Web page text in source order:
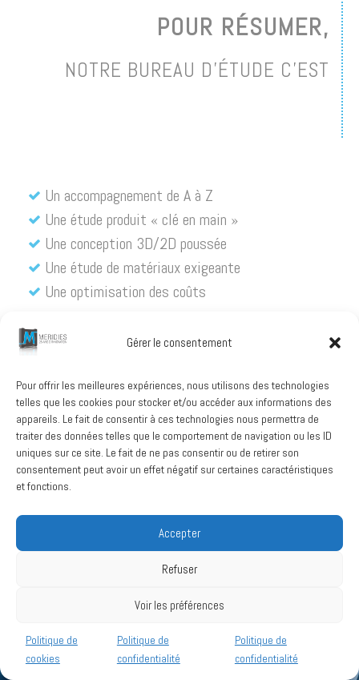
Gérer le consentement
Pour offrir les meilleures expériences, nous utilisons des technologies
telles que les cookies pour stocker et/ou accéder aux informations des
appareils. Le fait de consentir à ces technologies nous permettra de
traiter des données telles que le comportement de navigation ou les ID
uniques sur ce site. Le fait de ne pas consentir ou de retirer son
consentement peut avoir un effet négatif sur certaines caractéristiques
et fonctions.
Accepter
Refuser
Voir les préférences
Politique de
cookies
Politique de
confidentialité
Politique de
confidentialité
POUR RÉSUMER,
NOTRE BUREAU D’ÉTUDE C’EST
Un accompagnement de A à Z
Une étude produit « clé en main »
Une conception 3D/2D poussée
Une étude de matériaux exigeante
Une optimisation des coûts
Une qualité de conception ISO 9001:2015
La gestion complète de vos outillages
Un suivi personnalisé et dynamique
Plus de 20 ans d’expérience
Du prototypage par impression 3D
VOUS RECHERCHEZ UN